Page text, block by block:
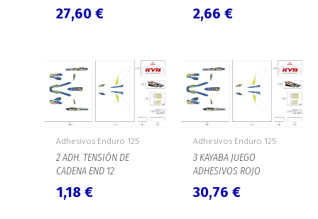
27,60 € 2,66 €
Adhesivos Enduro 125
2 ADH. TENSIÓN DE
CADENA END 12
1,18 €
Adhesivos Enduro 125
3 KAYABA JUEGO
ADHESIVOS ROJO
30,76 €